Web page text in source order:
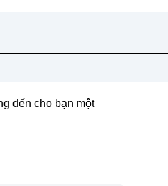
đến cho bạn một